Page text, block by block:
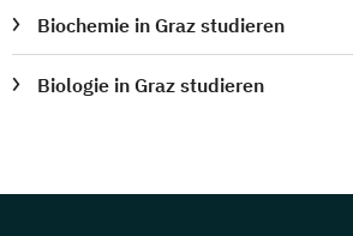
Umweltsystemwissenschaften –
Naturwissenschaften-
Umweltsystemwissenschaften –
Wirtschaftspädagogik
Biochemie in Graz studieren
Biologie in Graz studieren